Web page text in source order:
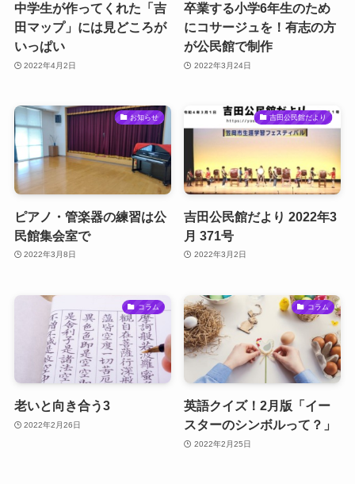
中学生が作ってくれた「吉
田マップ」には見どころが
いっぱい
2022年4月2日
卒業する小学6年生のため
にコサージュを！有志の方
が公民館で制作
2022年3月24日
お知らせ
ピアノ・管楽器の練習は公
民館集会室で
2022年3月8日
吉田公民館だより
吉田公民館だより 2022年3
月 371号
2022年3月2日
コラム
老いと向き合う3
2022年2月26日
コラム
英語クイズ！2月版「イー
スターのシンボルって？」
2022年2月25日